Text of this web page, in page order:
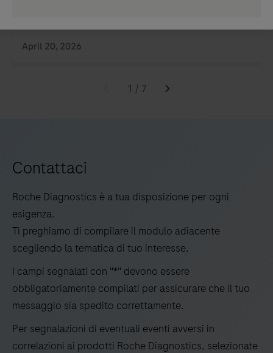
richiesti
prodotti
del
plasma,
supportati
da
un’affidabile
tecnologia
di
April 20, 2026
1 / 7
Contattaci
Roche Diagnostics è a tua disposizione per ogni
esigenza.
Ti preghiamo di compilare il modulo adiacente
scegliendo la tematica di tuo interesse.
I campi segnalati con "*" devono essere
obbligatoriamente compilati per assicurare che il tuo
messaggio sia spedito correttamente.
Per segnalazioni di eventuali eventi avversi in
correlazioni ai prodotti Roche Diagnostics, selezionate